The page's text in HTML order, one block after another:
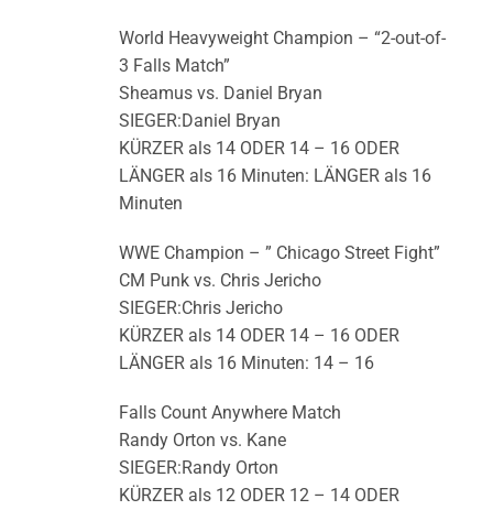
World Heavyweight Champion – “2-out-of-
3 Falls Match”
Sheamus vs. Daniel Bryan
SIEGER:Daniel Bryan
KÜRZER als 14 ODER 14 – 16 ODER
LÄNGER als 16 Minuten: LÄNGER als 16
Minuten
WWE Champion – ” Chicago Street Fight”
CM Punk vs. Chris Jericho
SIEGER:Chris Jericho
KÜRZER als 14 ODER 14 – 16 ODER
LÄNGER als 16 Minuten: 14 – 16
Falls Count Anywhere Match
Randy Orton vs. Kane
SIEGER:Randy Orton
KÜRZER als 12 ODER 12 – 14 ODER